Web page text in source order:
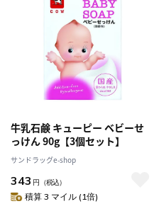
牛乳石鹸 キューピー ベビーせ
っけん 90g【3個セット】
サンドラッグe-shop
343 円 （税込）
積算 3 マイル (1倍)